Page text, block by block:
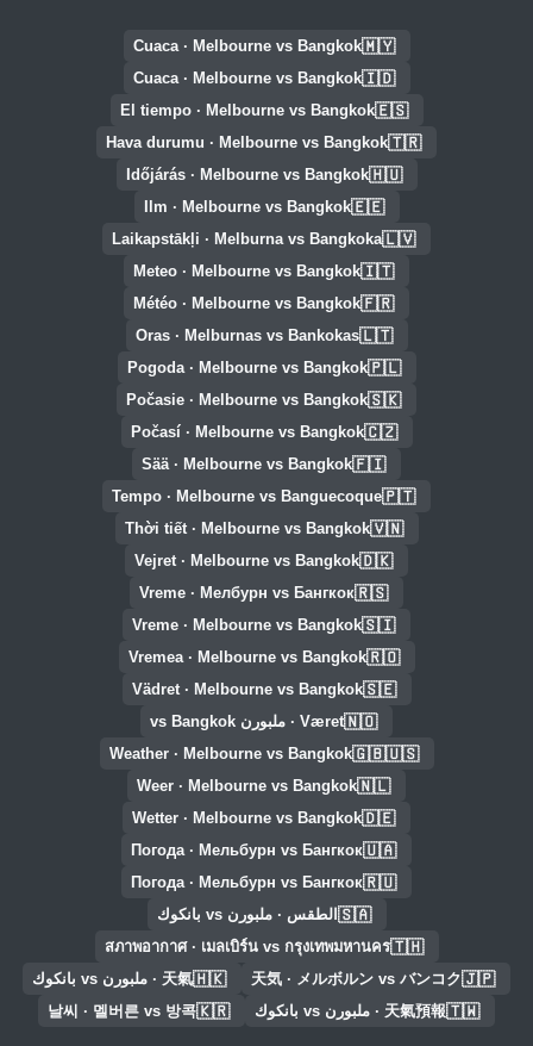
🇲🇾
Cuaca · Melbourne vs Bangkok
🇮🇩
Cuaca · Melbourne vs Bangkok
🇪🇸
El tiempo · Melbourne vs Bangkok
🇹🇷
Hava durumu · Melbourne vs Bangkok
🇭🇺
Időjárás · Melbourne vs Bangkok
🇪🇪
Ilm · Melbourne vs Bangkok
🇱🇻
Laikapstākļi · Melburna vs Bangkoka
🇮🇹
Meteo · Melbourne vs Bangkok
🇫🇷
Météo · Melbourne vs Bangkok
🇱🇹
Oras · Melburnas vs Bankokas
🇵🇱
Pogoda · Melbourne vs Bangkok
🇸🇰
Počasie · Melbourne vs Bangkok
🇨🇿
Počasí · Melbourne vs Bangkok
🇫🇮
Sää · Melbourne vs Bangkok
🇵🇹
Tempo · Melbourne vs Banguecoque
🇻🇳
Thời tiết · Melbourne vs Bangkok
🇩🇰
Vejret · Melbourne vs Bangkok
🇷🇸
Vreme · Мелбурн vs Бангкок
🇸🇮
Vreme · Melbourne vs Bangkok
🇷🇴
Vremea · Melbourne vs Bangkok
🇸🇪
Vädret · Melbourne vs Bangkok
🇳🇴Været · ملبورن vs Bangkok
🇬🇧🇺🇸
Weather · Melbourne vs Bangkok
🇳🇱
Weer · Melbourne vs Bangkok
🇩🇪
Wetter · Melbourne vs Bangkok
🇺🇦
Погода · Мельбурн vs Бангкок
🇷🇺
Погода · Мельбурн vs Бангкок
🇸🇦 الطقس · ملبورن vs بانكوك
🇹🇭
สภาพอากาศ · เมลเบิร์น vs กรุงเทพมหานคร
🇯🇵
天気 · メルボルン vs バンコク
🇭🇰天氣 · ملبورن vs بانكوك
🇹🇼天氣預報 · ملبورن vs بانكوك 🇰🇷
날씨 · 멜버른 vs 방콕